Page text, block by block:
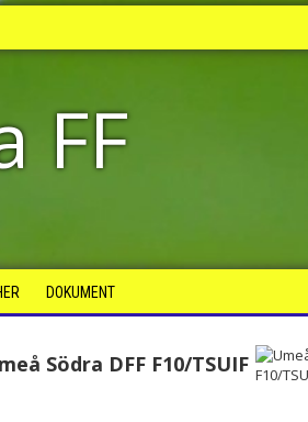
FF
DOKUMENT
Södra DFF F10/TSUIF